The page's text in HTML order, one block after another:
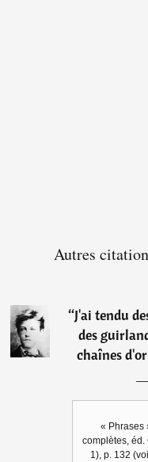
Autres
“J'ai tendu
des
chaînes
« Phrases
complètes,
1), p. 132